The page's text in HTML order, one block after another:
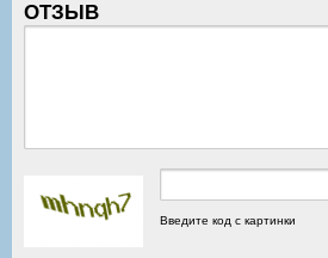
ОТЗЫВ
Введите код с картинки